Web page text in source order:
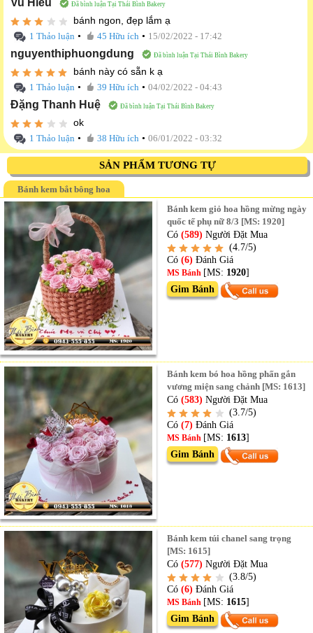
Vu Hieu Đã bình luận Tại Thái Bình Bakery
bánh ngon, đẹp lắm ạ
1 Thảo luận • 45 Hữu ích • 15/02/2022 - 17:42
nguyenthiphuongdung Đã bình luận Tại Thái Bình Bakery
bánh này có sẵn k ạ
1 Thảo luận • 39 Hữu ích • 04/02/2022 - 04:43
Đặng Thanh Huệ Đã bình luận Tại Thái Bình Bakery
ok
1 Thảo luận • 38 Hữu ích • 06/01/2022 - 03:32
SẢN PHẨM TƯƠNG TỰ
Bánh kem bắt bông hoa
Bánh kem giỏ hoa hồng mừng ngày
quốc tế phụ nữ 8/3 [MS: 1920]
Có(589) Người Đặt Mua
(4.7/5)
Có (6)Đánh Giá
MS Bánh [MS: 1920]
Gim Bánh
Bánh kem bó hoa hồng phấn gắn
vương miện sang chảnh [MS: 1613]
Có(583) Người Đặt Mua
(3.7/5)
Có (7)Đánh Giá
MS Bánh [MS: 1613]
Gim Bánh
Bánh kem túi chanel sang trọng
[MS: 1615]
Có(577) Người Đặt Mua
(3.8/5)
Có (6)Đánh Giá
MS Bánh [MS: 1615]
Gim Bánh